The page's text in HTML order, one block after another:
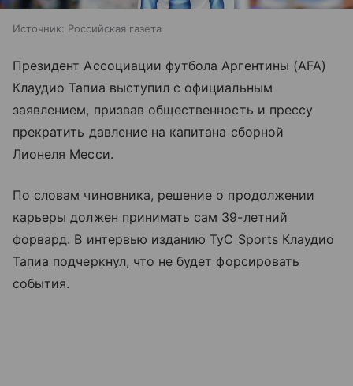
Источник: Российская газета
Президент Ассоциации футбола Аргентины (AFA)
Клаудио Тапиа выступил с официальным
заявлением, призвав общественность и прессу
прекратить давление на капитана сборной
Лионеля Месси.
По словам чиновника, решение о продолжении
карьеры должен принимать сам 39-летний
форвард. В интервью изданию TyC Sports Клаудио
Тапиа подчеркнул, что не будет форсировать
события.